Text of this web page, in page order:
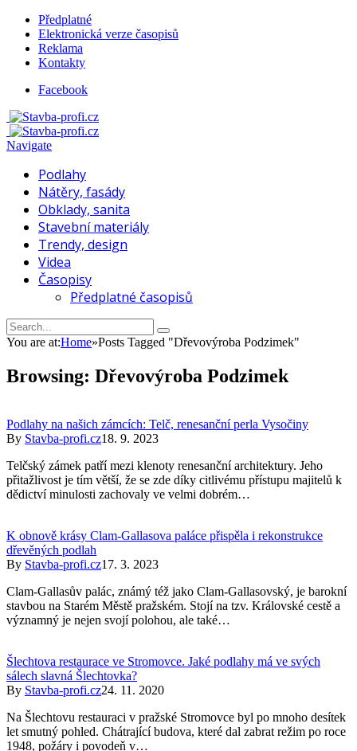
Předplatné
Elektronická verze časopisů
Reklama
Kontakty
Facebook
Navigate
Podlahy
Nátěry, fasády
Obklady, sanita
Stavební materiály
Trendy, design
Videa
Časopisy
Předplatné časopisů
You are at:Home»Posts Tagged "Dřevovýroba Podzimek"
Browsing: Dřevovýroba Podzimek
Podlahy na našich zámcích: Telč, renesanční perla Vysočiny
By Stavba-profi.cz18. 9. 2023
Telčský zámek patří mezi klenoty renesanční architektury. Jeho
přitažlivost je tím větší, že se zde díky citlivému přístupu majitelů k
dědictví minulosti zachovaly ve velmi dobrém…
K obnově krásy Clam-Gallasova paláce přispěla i rekonstrukce
dřevěných podlah
By Stavba-profi.cz17. 3. 2023
Clam-Gallasův palác, známý též jako Clam-Gallasovský, je barokní
stavbou na Starém Městě pražském. Stojí na tzv. Královské cestě a
významný je nejen svojí polohou, ale také…
Šlechtova restaurace ve Stromovce. Jaké podlahy má ve svých
sálech slavná Šlechtovka?
By Stavba-profi.cz24. 11. 2020
Na Šlechtovu restauraci v pražské Stromovce byl po mnoho desítek
let smutný pohled. Chátrající budova, které dal zabrat režim po roce
1948, požáry i povodeň v…